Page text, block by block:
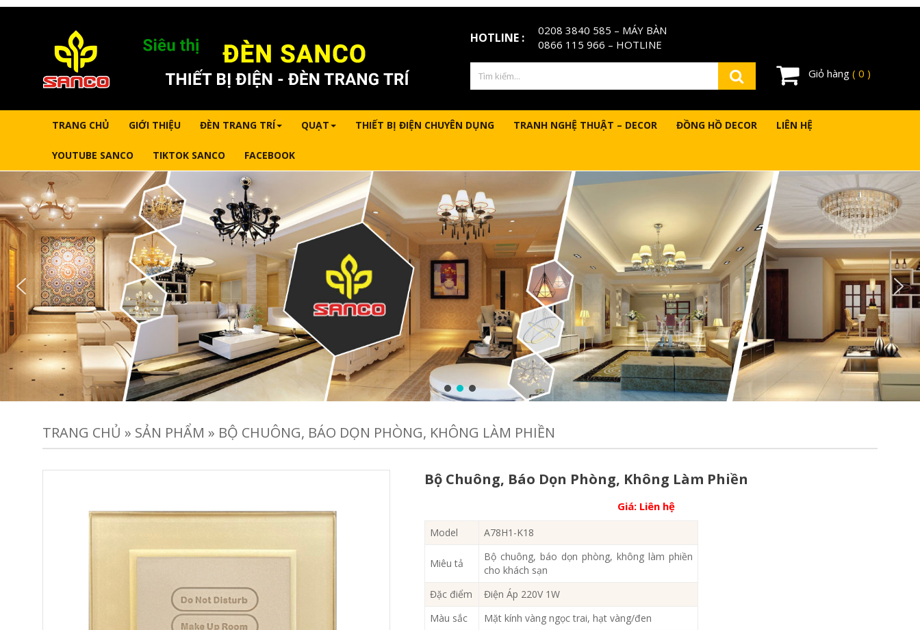
HOTLINE : 0208 3840 585 – MÁY BÀN
0866 115 966 – HOTLINE
Giỏ hàng ( 0 )
TRANG CHỦ GIỚI THIỆU ĐÈN TRANG TRÍ QUẠT THIẾT BỊ ĐIỆN CHUYÊN DỤNG TRANH NGHỆ THUẬT – DECOR ĐỒNG HỒ DECOR LIÊN HỆ
YOUTUBE SANCO TIKTOK SANCO FACEBOOK
TRANG CHỦ » SẢN PHẨM » BỘ CHUÔNG, BÁO DỌN PHÒNG, KHÔNG LÀM PHIỀN
Bộ Chuông, Báo Dọn Phòng, Không Làm Phiền
Giá: Liên hệ
Model A78H1-K18
Miêu tả
Bộ chuông, báo dọn phòng, không làm phiền
cho khách sạn
Đặc điểm
Điện Áp 220V 1W
Màu sắc
Mặt kính vàng ngọc trai, hạt vàng/đen